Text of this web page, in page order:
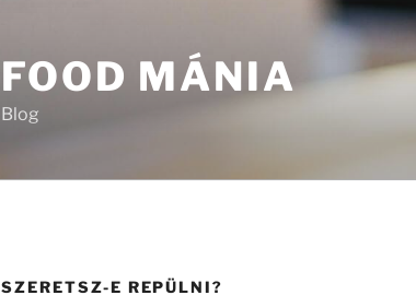
FOOD MÁNIA
Blog
SZERETSZ-E REPÜLNI?